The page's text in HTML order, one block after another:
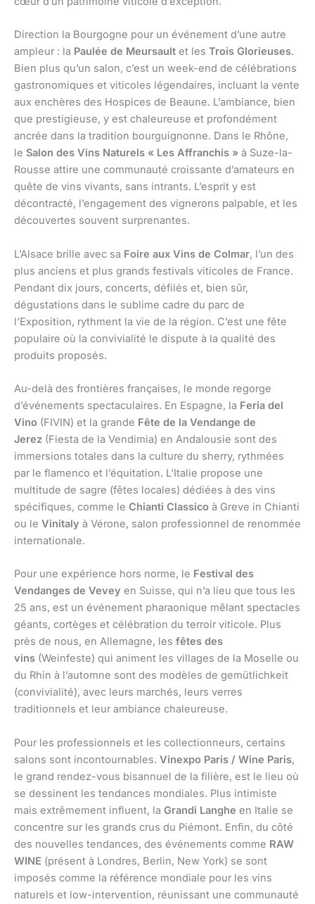
Direction la Bourgogne pour un événement d’une autre
ampleur : la Paulée de Meursault et les Trois Glorieuses.
Bien plus qu’un salon, c’est un week-end de célébrations
gastronomiques et viticoles légendaires, incluant la vente
aux enchères des Hospices de Beaune. L’ambiance, bien
que prestigieuse, y est chaleureuse et profondément
ancrée dans la tradition bourguignonne. Dans le Rhône,
le Salon des Vins Naturels « Les Affranchis » à Suze-la-
Rousse attire une communauté croissante d’amateurs en
quête de vins vivants, sans intrants. L’esprit y est
décontracté, l’engagement des vignerons palpable, et les
découvertes souvent surprenantes.
L’Alsace brille avec sa Foire aux Vins de Colmar, l’un des
plus anciens et plus grands festivals viticoles de France.
Pendant dix jours, concerts, défilés et, bien sûr,
dégustations dans le sublime cadre du parc de
l’Exposition, rythment la vie de la région. C’est une fête
populaire où la convivialité le dispute à la qualité des
produits proposés.
Au-delà des frontières françaises, le monde regorge
d’événements spectaculaires. En Espagne, la Feria del
Vino (FIVIN) et la grande Fête de la Vendange de
Jerez (Fiesta de la Vendimia) en Andalousie sont des
immersions totales dans la culture du sherry, rythmées
par le flamenco et l’équitation. L’Italie propose une
multitude de sagre (fêtes locales) dédiées à des vins
spécifiques, comme le Chianti Classico à Greve in Chianti
ou le Vinitaly à Vérone, salon professionnel de renommée
internationale.
Pour une expérience hors norme, le Festival des
Vendanges de Vevey en Suisse, qui n’a lieu que tous les
25 ans, est un événement pharaonique mêlant spectacles
géants, cortèges et célébration du terroir viticole. Plus
près de nous, en Allemagne, les fêtes des
vins (Weinfeste) qui animent les villages de la Moselle ou
du Rhin à l’automne sont des modèles de gemütlichkeit
(convivialité), avec leurs marchés, leurs verres
traditionnels et leur ambiance chaleureuse.
Pour les professionnels et les collectionneurs, certains
salons sont incontournables. Vinexpo Paris / Wine Paris,
le grand rendez-vous bisannuel de la filière, est le lieu où
se dessinent les tendances mondiales. Plus intimiste
mais extrêmement influent, la Grandi Langhe en Italie se
concentre sur les grands crus du Piémont. Enfin, du côté
des nouvelles tendances, des événements comme RAW
WINE (présent à Londres, Berlin, New York) se sont
imposés comme la référence mondiale pour les vins
naturels et low-intervention, réunissant une communauté